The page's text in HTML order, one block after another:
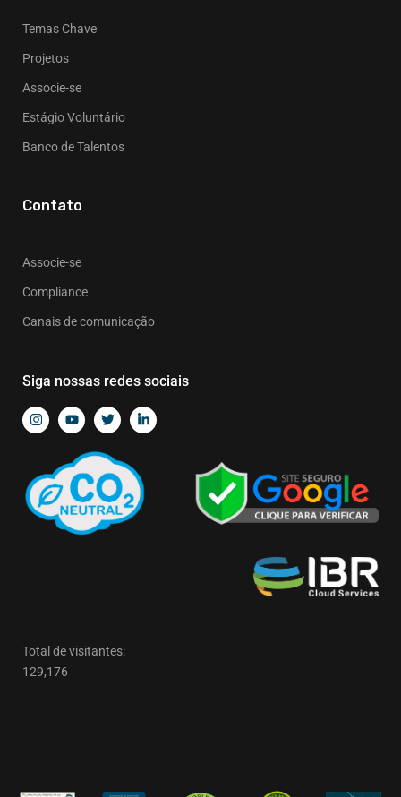
Temas Chave
Projetos
Associe-se
Estágio Voluntário
Banco de Talentos
Contato
Associe-se
Compliance
Canais de comunicação
Siga nossas redes sociais
Total de visitantes:
129,176